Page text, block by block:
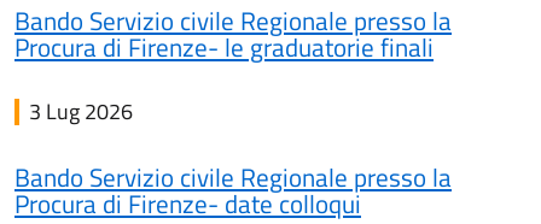
Bando Servizio civile Regionale presso la
Procura di Firenze- le graduatorie finali
3 Lug 2026
Bando Servizio civile Regionale presso la
Procura di Firenze- date colloqui